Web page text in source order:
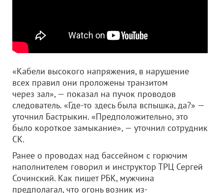
«Кабели высокого напряжения, в нарушение
всех правил они проложены транзитом
через зал», — показал на пучок проводов
следователь. «Где-то здесь была вспышка, да?» —
уточнил Бастрыкин. «Предположительно, это
было короткое замыкание», — уточнил сотрудник
СК.
Ранее о проводах над бассейном с горючим
наполнителем говорил и инструктор ТРЦ Сергей
Сочинский. Как пишет РБК, мужчина
предполагал, что огонь возник из-